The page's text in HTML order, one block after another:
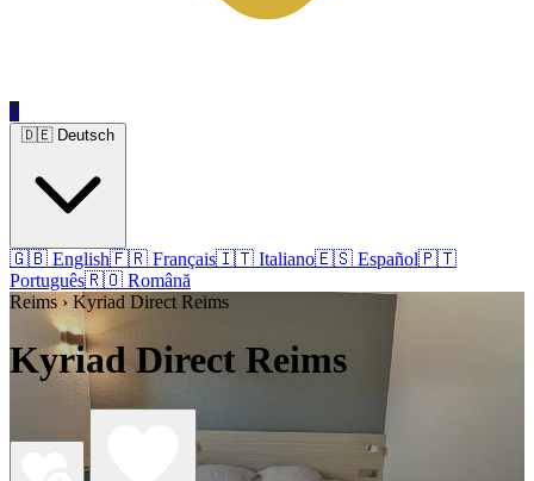
0
🇬🇧 English🇫🇷 Français🇮🇹 Italiano🇪🇸 Español🇵🇹
Português🇷🇴 Română
Reims › Kyriad Direct Reims
Kyriad Direct Reims